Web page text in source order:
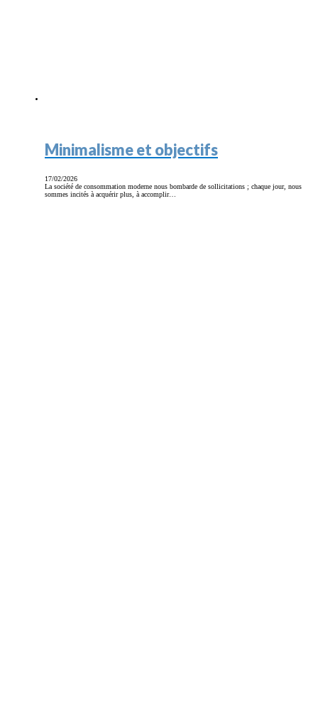
Minimalisme et objectifs
17/02/2026
La société de consommation moderne nous bombarde de sollicitations ; chaque jour, nous
sommes incités à acquérir plus, à accomplir…